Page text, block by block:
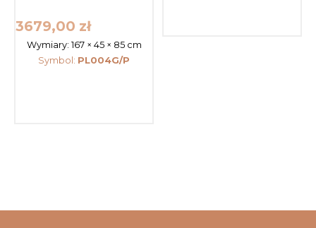
3679,00 zł
Wymiary: 167 × 45 × 85 cm
Symbol: PL004G/P